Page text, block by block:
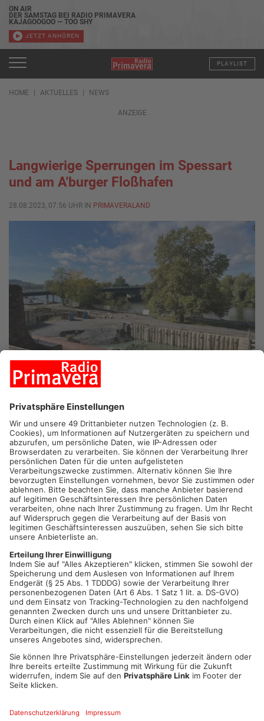
ON AIR
DER SAMSTAG BEI RADIO PRIMAVERA
KAJAGOOGOO — TOO SHY
JETZT ANHÖREN
PLAYLIST
HOME AKTUELLES NEWS
ANZEIGE
Langwierige Sperrungen im Spessart
und am A'burger Floßhafen
28.08.2023, 07:56 UHR IN PRIMAVERALAND
DIE BAUGRUBE REGENÜBERLAUFBECKEN AN DER WILLIGISBRÜCKE IN
ASCHAFFENBURG
WIESEN/SULZBACH/ASCHAFFENBURG.Auch in dieser
Woche müssen sich Autofahrer im Primaveraland wieder auf
zahlreiche Baustellen und Sperrungen einstellen. Komplett
dicht ist der Kahlgrund-Highway und zwar zwischen Wiesen
und Frammersbach.
Die Kahlgründer müssen in den kommenden fünf Wochen
daher über die B276 ausweichen. In der Ortsdurchfahrt
Sulzbach ist ab heute zudem die Staatstraße 2309 in beiden
Richtungen vollgesperrt. Grund dafür sind Asphaltarbeiten, die
ist die Straße „Am Floßhafen“ sogar bis Ende Oktober
teilweise vollgesperrt. Hier finden weitere Arbeiten am
Regenüberlaufbecken an der Willigisbrücke statt. In Alzenau-
Kälberau ist der Bahnübergang in der Bahnhofsstraße bis
Freitag gesperrt und in Hainburger Ortsteil Hainstadt geht der
Umbau der Bushaltestellen weiter. Von heute an werden die
Haltestellen vor der Feuerwehr und dem Bahnübergang
angegangen.
Artikel teilen
ANZEIGE